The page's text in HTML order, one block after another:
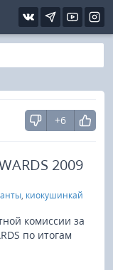
+6
2009
, киокушинкай
комиссии за
по итогам